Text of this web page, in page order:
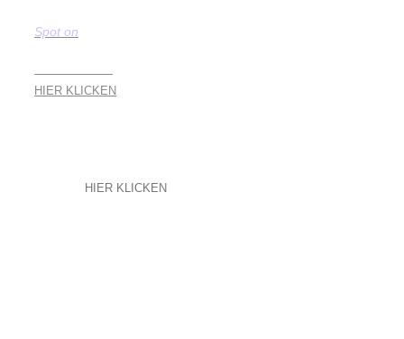
Spot on
HIER KLICKEN
HIER KLICKEN